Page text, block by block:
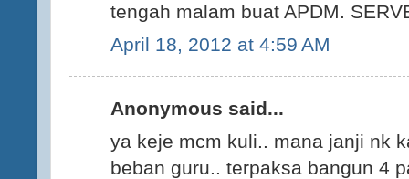
tengah malam buat APDM.
April 18, 2012 at 4:59 AM
Anonymous said...
ya keje mcm kuli.. mana janji nk
beban guru.. terpaksa bangun 4